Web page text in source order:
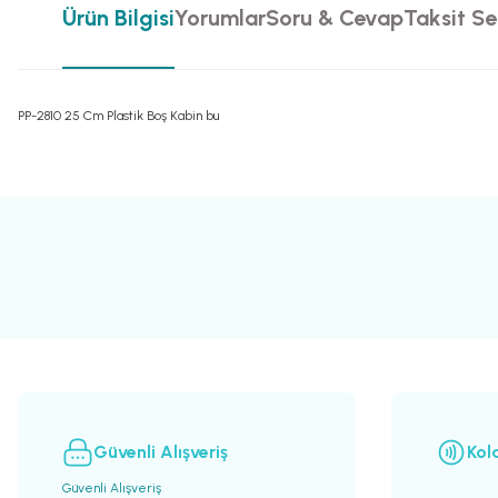
Ürün BilgisiYorumlarSoru & CevapTaksit
PP-2810 25 Cm Plastik Boş Kabin bu
Güvenli Alışveriş
Güvenli Alışveriş